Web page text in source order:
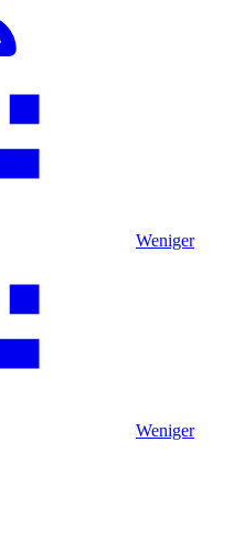
Weniger
Weniger